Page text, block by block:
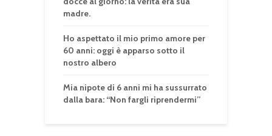
madre.
Ho aspettato il mio primo amore per
60 anni: oggi è apparso sotto il
nostro albero
Mia nipote di 6 anni mi ha sussurrato
dalla bara: “Non fargli riprendermi”